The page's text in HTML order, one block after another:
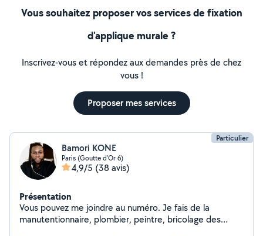
Vous souhaitez proposer vos services de fixation
d'applique murale ?
Inscrivez-vous et répondez aux demandes près de chez
vous !
Proposer mes services
Particulier
Bamori KONE
Paris (Goutte d'Or 6)
4,9/5 (38 avis)
Présentation
Vous pouvez me joindre au numéro. Je fais de la
manutentionnaire, plombier, peintre, bricolage des